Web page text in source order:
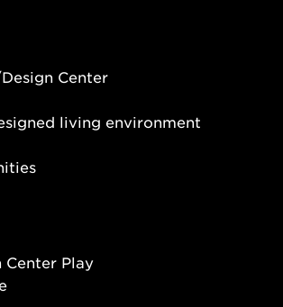
Center
living environment
Play